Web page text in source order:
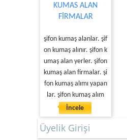
KUMAS ALAN
FİRMALAR
şifon kumaş alanlar. şif
on kumaş alınır. şifon k
umaş alan yerler. şifon
kumaş alan firmalar. şi
fon kumaş alımı yapan
lar. şifon kumaş alım
İncele
Üyelik Girişi